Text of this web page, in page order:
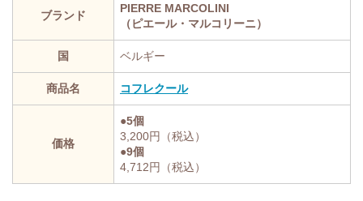
ブランド
PIERRE MARCOLINI
（ピエール・マルコリーニ）
国 ベルギー
商品名 コフレクール
価格
●5個
3,200円（税込）
●9個
4,712円（税込）